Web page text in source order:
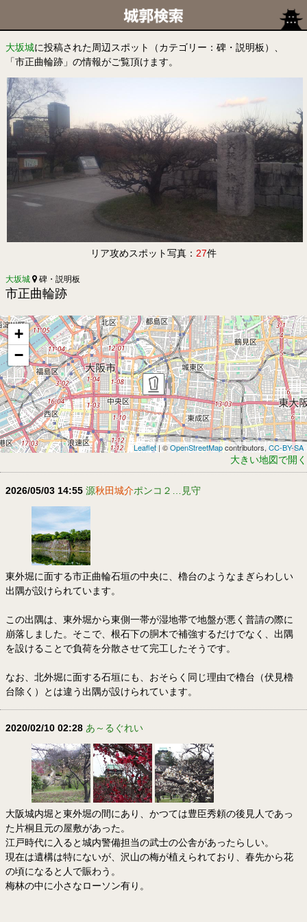
大坂城に投稿された周辺スポット（カテゴリー：碑・説明板）、
「市正曲輪跡」の情報がご覧頂けます。
リア攻めスポット写真： 27件
大坂城 碑・説明板
市正曲輪跡
+
−
Leaflet| ©OpenStreetMapcontributors, CC-BY-SA
大きい地図で開く
2026/05/03 14:55 源秋田城介ポンコ２…見守
東外堀に面する市正曲輪石垣の中央に、櫓台のようなまぎらわしい
出隅が設けられています。
この出隅は、東外堀から東側一帯が湿地帯で地盤が悪く普請の際に
崩落しました。そこで、根石下の胴木で補強するだけでなく、出隅
を設けることで負荷を分散させて完工したそうです。
なお、北外堀に面する石垣にも、おそらく同じ理由で櫓台（伏見櫓
台除く）とは違う出隅が設けられています。
2020/02/10 02:28 あ～るぐれい
大阪城内堀と東外堀の間にあり、かつては豊臣秀頼の後見人であっ
た片桐且元の屋敷があった。
江戸時代に入ると城内警備担当の武士の公舎があったらしい。
現在は遺構は特にないが、沢山の梅が植えられており、春先から花
の頃になると人で賑わう。
梅林の中に小さなローソン有り。